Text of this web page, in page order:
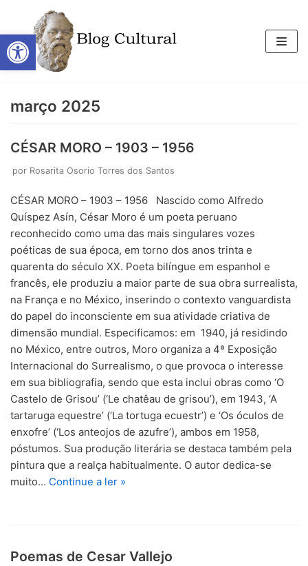
Open toolbar
Pular
para
o
março 2025
CÉSAR MORO – 1903 – 1956
por Rosarita Osorio Torres dos Santos
CÉSAR MORO – 1903 – 1956 Nascido como Alfredo
Quíspez Asín, César Moro é um poeta peruano
reconhecido como uma das mais singulares vozes
poéticas de sua época, em torno dos anos trinta e
quarenta do século XX. Poeta bilíngue em espanhol e
francês, ele produziu a maior parte de sua obra surrealista,
na França e no México, inserindo o contexto vanguardista
do papel do inconsciente em sua atividade criativa de
dimensão mundial. Especificamos: em 1940, já residindo
no México, entre outros, Moro organiza a 4ª Exposição
Internacional do Surrealismo, o que provoca o interesse
em sua bibliografia, sendo que esta inclui obras como ‘O
Castelo de Grisou’ (‘Le chatêau de grisou’), em 1943, ‘A
tartaruga equestre’ (‘La tortuga ecuestr’) e ‘Os óculos de
enxofre’ (‘Los anteojos de azufre’), ambos em 1958,
póstumos. Sua produção literária se destaca também pela
pintura que a realça habitualmente. O autor dedica-se
muito… Continue a ler »
Poemas de Cesar Vallejo